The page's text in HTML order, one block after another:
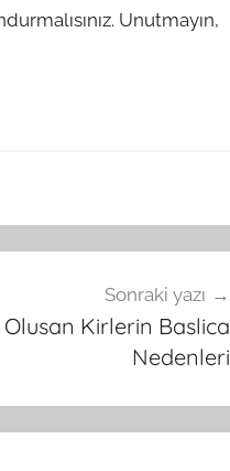
Unutmayın,
Sonraki yazı
Kirlerin Baslica
Nedenleri